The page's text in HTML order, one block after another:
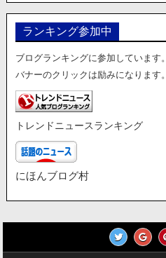
リ
ランキング参加中
ブログランキングに参加しています。
バナーのクリックは励みになります。
トレンドニュースランキング
にほんブログ村